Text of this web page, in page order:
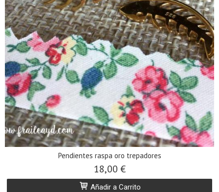
Pendientes raspa oro trepadores
18,00 €
Añadir a Carrito